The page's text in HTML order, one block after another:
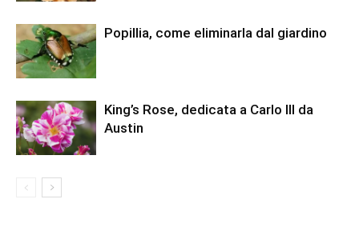
Popillia, come eliminarla dal giardino
King’s Rose, dedicata a Carlo III da
Austin